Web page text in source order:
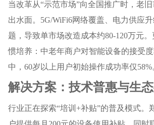
当改革从“示范市场”向全国推广时，老
出水面。5G/WiFi6网络覆盖、电力供应
题，导致单市场改造成本约80-120万元
惯培养：中老年商户对智能设备的接受
中，60岁以上用户初始操作成功率仅58%
解决方案：技术普惠与生
行业正在探索“培训+补贴”的普及模式。